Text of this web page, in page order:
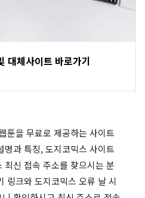
대체사이트 바로가기
툰을 무료로 제공하는 사이트
명과 특징, 도지코믹스 사이트
신 접속 주소를 찾으시는 분
링크와 도지코믹스 오류 날 시